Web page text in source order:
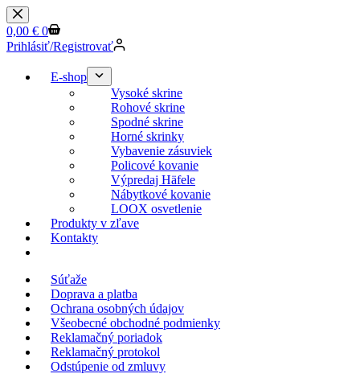
0,00 € 0
Prihlásiť/Registrovať
E-shop
Vysoké skrine
Rohové skrine
Spodné skrine
Horné skrinky
Vybavenie zásuviek
Policové kovanie
Výpredaj Häfele
Nábytkové kovanie
LOOX osvetlenie
Produkty v zľave
Kontakty
Súťaže
Doprava a platba
Ochrana osobných údajov
Všeobecné obchodné podmienky
Reklamačný poriadok
Reklamačný protokol
Odstúpenie od zmluvy